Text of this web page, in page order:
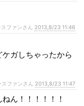
ファンさん 2013,8/23 11:46
ガしちゃったから
ファンさん 2013,8/23 11:47
ん！！！！！！